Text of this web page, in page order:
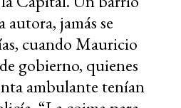
autora, jamás se
cuando Mauricio
gobierno, quienes
ambulante tenían